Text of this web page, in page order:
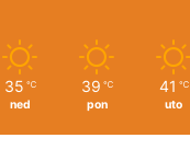
35 ℃
ned
39 ℃
pon
41 ℃
uto